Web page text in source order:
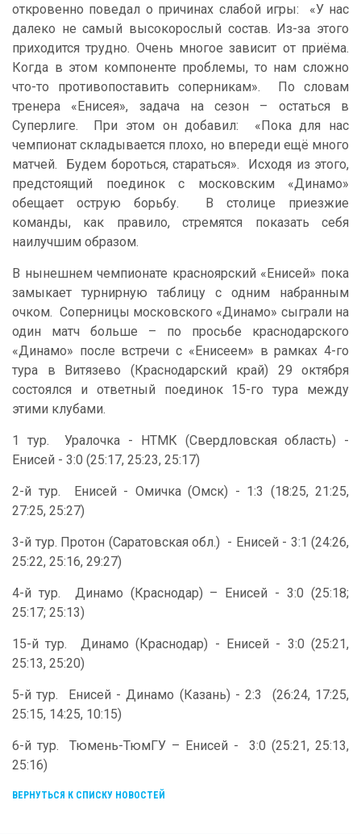
откровенно поведал о причинах слабой игры: «У нас
далеко не самый высокорослый состав. Из-за этого
приходится трудно. Очень многое зависит от приёма.
Когда в этом компоненте проблемы, то нам сложно
что-то противопоставить соперникам». По словам
тренера «Енисея», задача на сезон – остаться в
Суперлиге. При этом он добавил: «Пока для нас
чемпионат складывается плохо, но впереди ещё много
матчей. Будем бороться, стараться». Исходя из этого,
предстоящий поединок с московским «Динамо»
обещает острую борьбу. В столице приезжие
команды, как правило, стремятся показать себя
наилучшим образом.
В нынешнем чемпионате красноярский «Енисей» пока
замыкает турнирную таблицу с одним набранным
очком. Соперницы московского «Динамо» сыграли на
один матч больше – по просьбе краснодарского
«Динамо» после встречи с «Енисеем» в рамках 4-го
тура в Витязево (Краснодарский край) 29 октября
состоялся и ответный поединок 15-го тура между
этими клубами.
1 тур. Уралочка - НТМК (Свердловская область) -
Енисей - 3:0 (25:17, 25:23, 25:17)
2-й тур. Енисей - Омичка (Омск) - 1:3 (18:25, 21:25,
27:25, 25:27)
3-й тур. Протон (Саратовская обл.) - Енисей - 3:1 (24:26,
25:22, 25:16, 29:27)
4-й тур. Динамо (Краснодар) – Енисей - 3:0 (25:18;
25:17; 25:13)
15-й тур. Динамо (Краснодар) - Енисей - 3:0 (25:21,
25:13, 25:20)
5-й тур. Енисей - Динамо (Казань) - 2:3 (26:24, 17:25,
25:15, 14:25, 10:15)
6-й тур. Тюмень-ТюмГУ – Енисей - 3:0 (25:21, 25:13,
25:16)
ВЕРНУТЬСЯ К СПИСКУ НОВОСТЕЙ